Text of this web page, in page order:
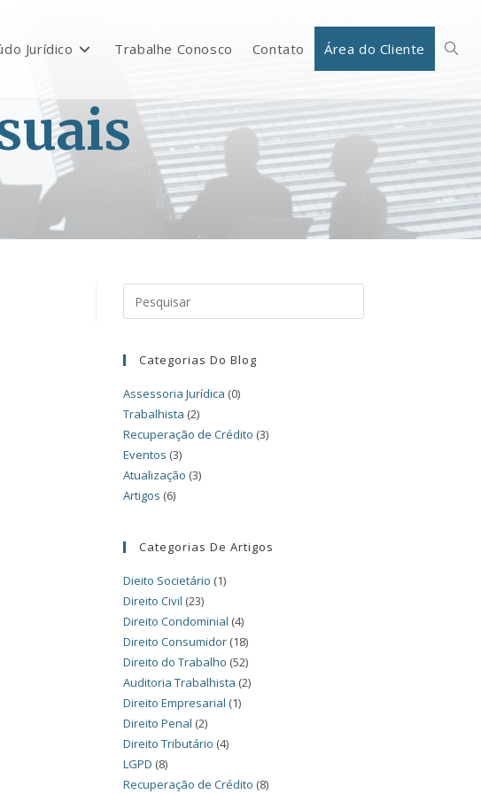
Jurídico Trabalhe Conosco Contato Área do Cliente
Categorias Do Blog
Assessoria Jurídica (0)
Trabalhista (2)
Recuperação de Crédito (3)
Eventos (3)
Atualização (3)
Artigos (6)
Categorias De Artigos
Dieito Societário (1)
Direito Civil (23)
Direito Condominial (4)
Direito Consumidor (18)
Direito do Trabalho (52)
Auditoria Trabalhista (2)
Direito Empresarial (1)
Direito Penal (2)
Direito Tributário (4)
LGPD (8)
Recuperação de Crédito (8)